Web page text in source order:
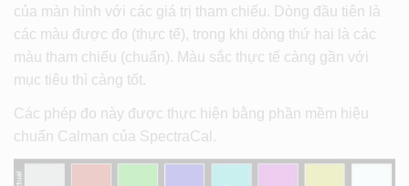
của màn hình với các giá trị tham chiếu. Dòng đầu tiên là
các màu được đo (thực tế), trong khi dòng thứ hai là các
màu tham chiếu (chuẩn). Màu sắc thực tế càng gần với
mục tiêu thì càng tốt.
Các phép đo này được thực hiện bằng phần mềm hiệu
chuẩn Calman của SpectraCal.